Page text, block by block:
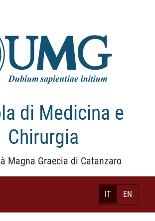
di Medicina e
Chirurgia
Magna Graecia di Catanzaro
IT EN